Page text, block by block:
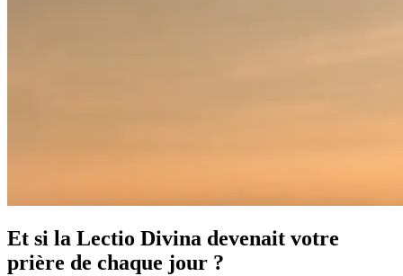
Et si la Lectio Divina devenait votre
prière de chaque jour ?